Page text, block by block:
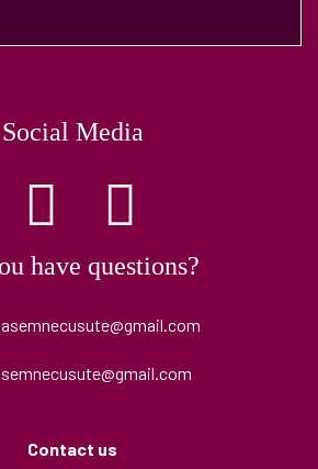
Social Media
have questions?
Contact us